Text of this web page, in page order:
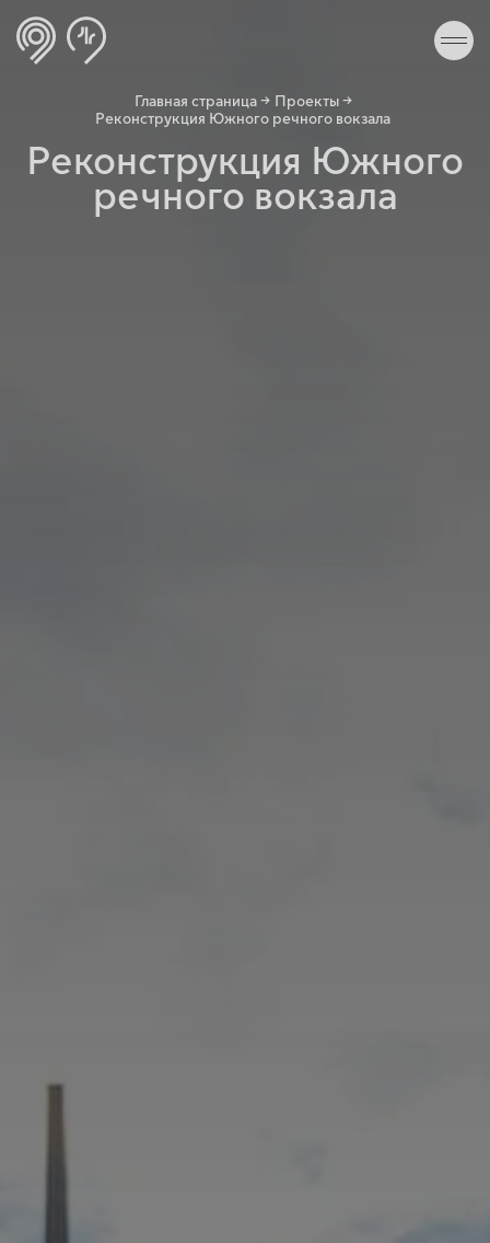
Главная страница → Проекты →
Реконструкция Южного речного вокзала
Реконструкция Южного
речного вокзала